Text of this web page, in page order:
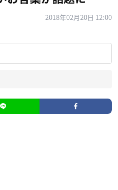
2018年02月20日 12:00